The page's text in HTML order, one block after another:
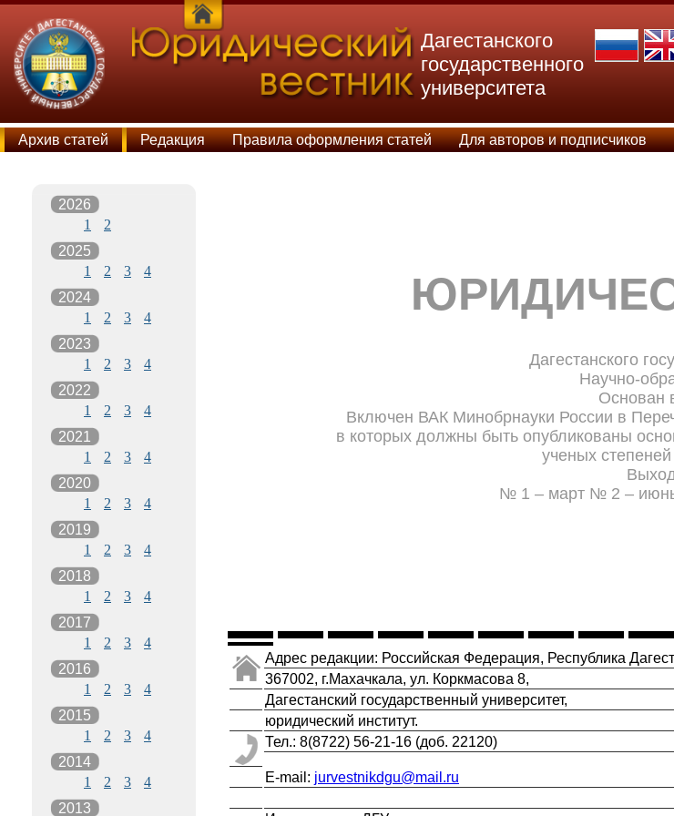
Дагестанского
государственного
университета
Архив статей Редакция Правила оформления статей Для авторов и подписчиков
2026
1
2
2025
1
2 3
4
2024
1
2 3
4
2023
1
2 3
4
2022
1
2 3
4
2021
1
2 3
4
2020
1
2 3
4
2019
1
2 3
4
2018
1
2 3
4
2017
1
2 3
4
2016
1
2 3
4
2015
1
2 3
4
2014
1
2 3
4
2013
Дагестанского
Научно-
Основан
Включен ВАК Минобрнауки России в
в которых должны быть опубликованы
ученых
№ 1 – март № 2 –
Адрес редакции: Российская Федерация, Республика
367002, г.Махачкала, ул. Коркмасова 8,
Дагестанский государственный университет,
юридический институт.
Тел.: 8(8722) 56-21-16 (доб. 22120)
E-mail: jurvestnikdgu@mail.ru